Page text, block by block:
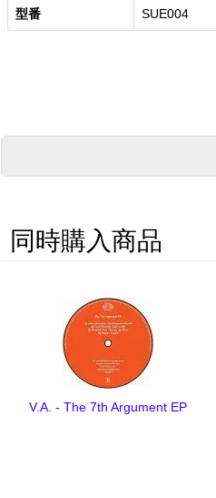
型番 SUE004
同時購入商品
V.A. - The 7th Argument EP